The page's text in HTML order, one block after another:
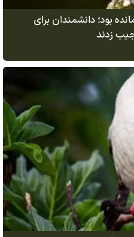
مانده بود؛ دانشمندان برای
زدند